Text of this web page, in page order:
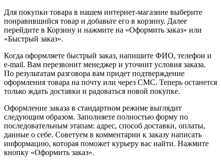
Для покупки товара в нашем интернет-магазине выберите
понравившийся товар и добавьте его в корзину. Далее
перейдите в Корзину и нажмите на «Оформить заказ» или
«Быстрый заказ».
Когда оформляете быстрый заказ, напишите ФИО, телефон и
e-mail. Вам перезвонит менеджер и уточнит условия заказа.
По результатам разговора вам придет подтверждение
оформления товара на почту или через СМС. Теперь останется
только ждать доставки и радоваться новой покупке.
Оформление заказа в стандартном режиме выглядит
следующим образом. Заполняете полностью форму по
последовательным этапам: адрес, способ доставки, оплаты,
данные о себе. Советуем в комментарии к заказу написать
информацию, которая поможет курьеру вас найти. Нажмите
кнопку «Оформить заказ».